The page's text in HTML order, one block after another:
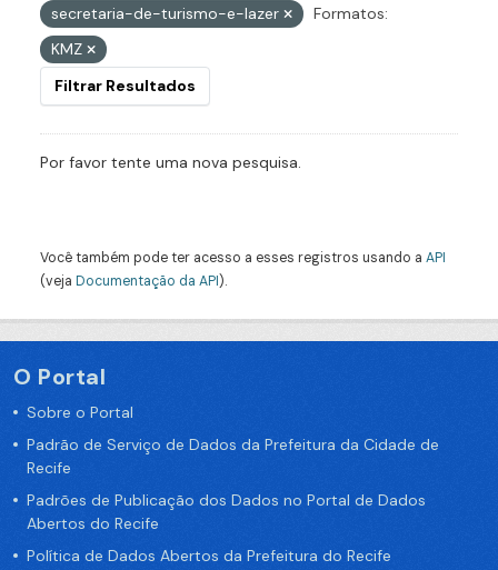
secretaria-de-turismo-e-lazer
Formatos:
KMZ
Filtrar Resultados
Por favor tente uma nova pesquisa.
Você também pode ter acesso a esses registros usando a API
(veja Documentação da API).
O Portal
Sobre o Portal
Padrão de Serviço de Dados da Prefeitura da Cidade de
Recife
Padrões de Publicação dos Dados no Portal de Dados
Abertos do Recife
Política de Dados Abertos da Prefeitura do Recife